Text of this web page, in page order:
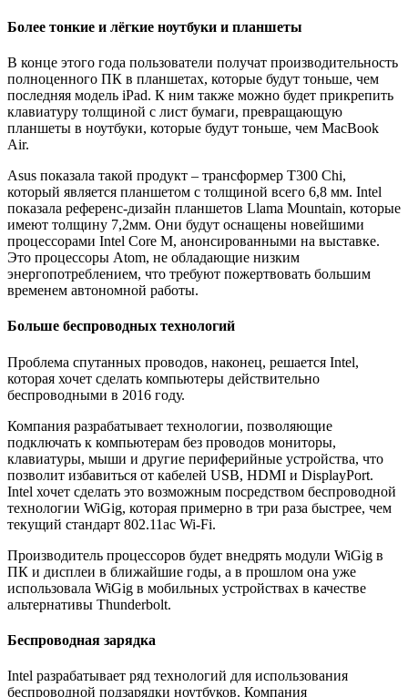
Более тонкие и лёгкие ноутбуки и планшеты
В конце этого года пользователи получат производительность
полноценного ПК в планшетах, которые будут тоньше, чем
последняя модель iPad. К ним также можно будет прикрепить
клавиатуру толщиной с лист бумаги, превращающую
планшеты в ноутбуки, которые будут тоньше, чем MacBook
Air.
Asus показала такой продукт – трансформер T300 Chi,
который является планшетом с толщиной всего 6,8 мм. Intel
показала референс-дизайн планшетов Llama Mountain, которые
имеют толщину 7,2мм. Они будут оснащены новейшими
процессорами Intel Core M, анонсированными на выставке.
Это процессоры Atom, не обладающие низким
энергопотреблением, что требуют пожертвовать большим
временем автономной работы.
Больше беспроводных технологий
Проблема спутанных проводов, наконец, решается Intel,
которая хочет сделать компьютеры действительно
беспроводными в 2016 году.
Компания разрабатывает технологии, позволяющие
подключать к компьютерам без проводов мониторы,
клавиатуры, мыши и другие периферийные устройства, что
позволит избавиться от кабелей USB, HDMI и DisplayPort.
Intel хочет сделать это возможным посредством беспроводной
технологии WiGig, которая примерно в три раза быстрее, чем
текущий стандарт 802.11ac Wi-Fi.
Производитель процессоров будет внедрять модули WiGig в
ПК и дисплеи в ближайшие годы, а в прошлом она уже
использовала WiGig в мобильных устройствах в качестве
альтернативы Thunderbolt.
Беспроводная зарядка
Intel разрабатывает ряд технологий для использования
беспроводной подзарядки ноутбуков. Компания